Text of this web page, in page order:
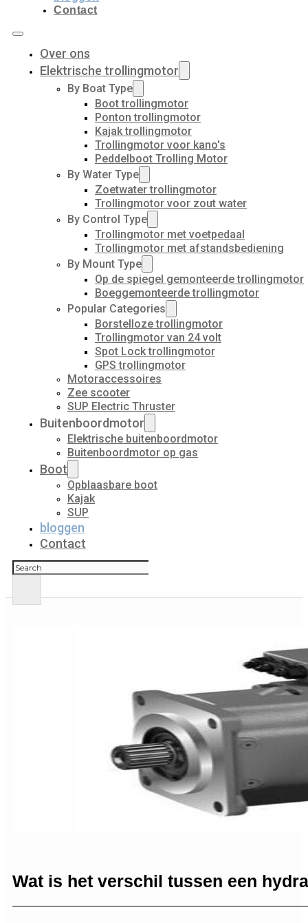
Contact
Over ons
Elektrische trollingmotor
By Boat Type
Boot trollingmotor
Ponton trollingmotor
Kajak trollingmotor
Trollingmotor voor kano's
Peddelboot Trolling Motor
By Water Type
Zoetwater trollingmotor
Trollingmotor voor zout water
By Control Type
Trollingmotor met voetpedaal
Trollingmotor met afstandsbediening
By Mount Type
Op de spiegel gemonteerde trollingmotor
Boeggemonteerde trollingmotor
Popular Categories
Borstelloze trollingmotor
Trollingmotor van 24 volt
Spot Lock trollingmotor
GPS trollingmotor
Motoraccessoires
Zee scooter
SUP Electric Thruster
Buitenboordmotor
Elektrische buitenboordmotor
Buitenboordmotor op gas
Boot
Opblaasbare boot
Kajak
SUP
bloggen
Contact
Zoeken
Wat is het verschil tussen een